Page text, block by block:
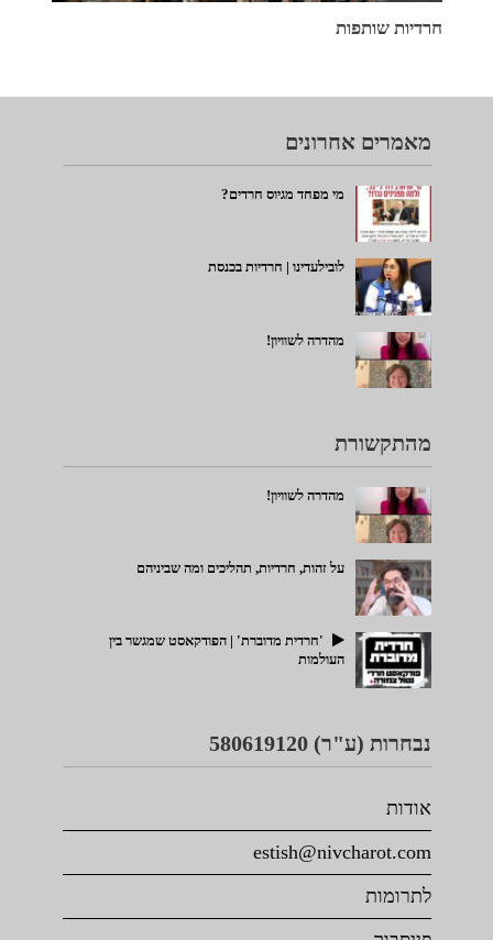
חרדיות שותפות
מאמרים אחרונים
מי מפחד מגיוס חרדים?
לובילעדינו | חרדיות בכנסת
מהדרה לשוויון!
מהתקשורת
מהדרה לשוויון!
על זהות, חרדיות, תהליכים ומה שביניהם
'חרדית מדוברת' | הפודקאסט שמגשר בין
העולמות
נבחרות (ע"ר) 580619120
אודות
estish@nivcharot.com
לתרומות